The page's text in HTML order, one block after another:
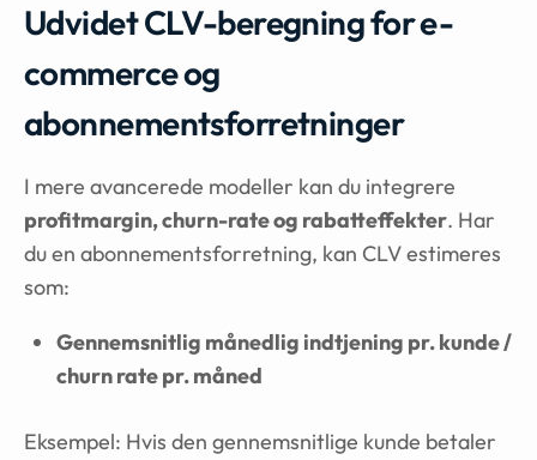
Udvidet CLV-beregning for e-
commerce og
abonnementsforretninger
I mere avancerede modeller kan du integrere
profitmargin, churn-rate og rabatteffekter. Har
du en abonnementsforretning, kan CLV estimeres
som:
Gennemsnitlig månedlig indtjening pr. kunde /
churn rate pr. måned
Eksempel: Hvis den gennemsnitlige kunde betaler